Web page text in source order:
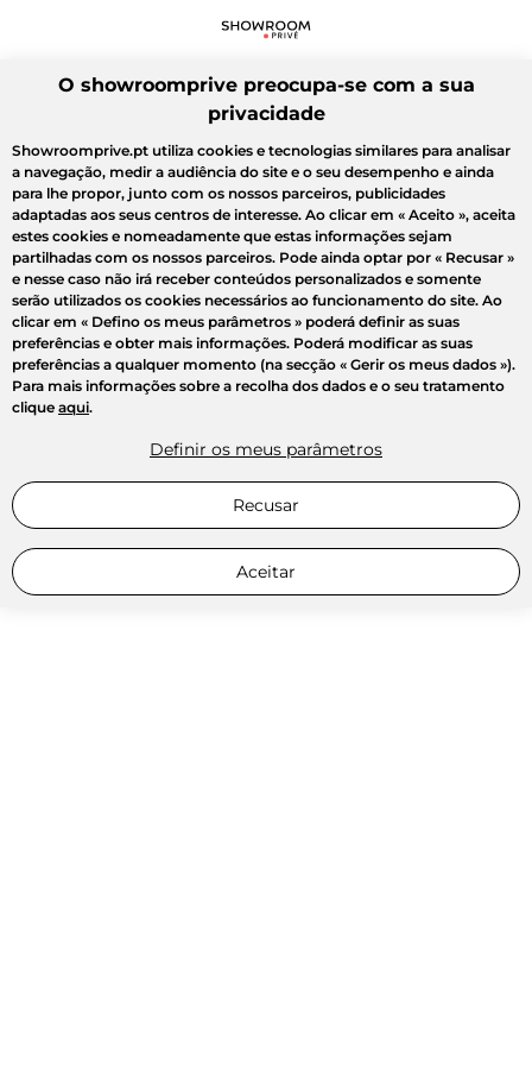
O showroomprive preocupa-se com a sua
privacidade
Showroomprive.pt utiliza cookies e tecnologias similares para analisar
a navegação, medir a audiência do site e o seu desempenho e ainda
para lhe propor, junto com os nossos parceiros, publicidades
adaptadas aos seus centros de interesse. Ao clicar em « Aceito », aceita
estes cookies e nomeadamente que estas informações sejam
partilhadas com os nossos parceiros. Pode ainda optar por « Recusar »
e nesse caso não irá receber conteúdos personalizados e somente
serão utilizados os cookies necessários ao funcionamento do site. Ao
clicar em « Defino os meus parâmetros » poderá definir as suas
preferências e obter mais informações. Poderá modificar as suas
preferências a qualquer momento (na secção « Gerir os meus dados »).
Para mais informações sobre a recolha dos dados e o seu tratamento
clique aqui.
Definir os meus parâmetros
Recusar
Aceitar